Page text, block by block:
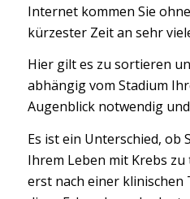
Internet kommen Sie
kürzester Zeit an sehr
Hier gilt es zu sortieren
abhängig vom Stadium
Augenblick notwendig
Es ist ein Unterschied, ob
Ihrem Leben mit Krebs
erst nach einer klinischen